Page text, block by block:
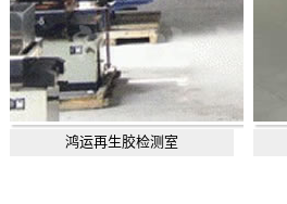
鸿运再生胶检测室